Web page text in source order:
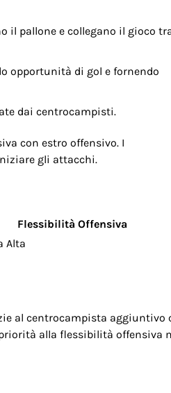
il pallone e collegano il gioco
opportunità di gol e fornendo
dai centrocampisti.
con estro offensivo. I
gli attacchi.
Flessibilità Offensiva
Alta
al centrocampista aggiuntivo
alla flessibilità offensiva